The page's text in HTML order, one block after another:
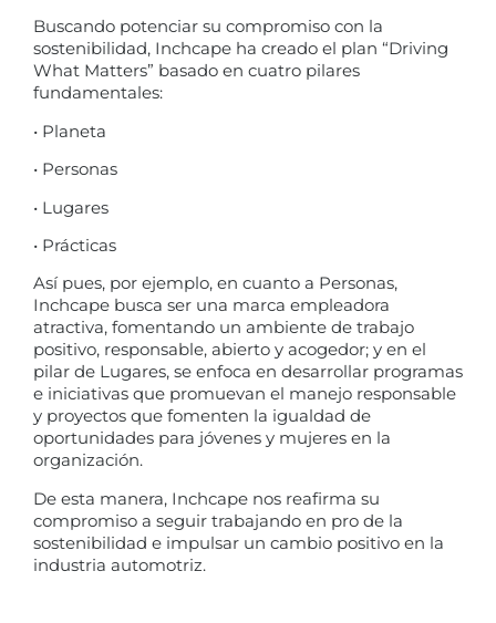
Buscando potenciar su compromiso con la
sostenibilidad, Inchcape ha creado el plan “Driving
What Matters” basado en cuatro pilares
fundamentales:
• Planeta
• Personas
• Lugares
• Prácticas
Así pues, por ejemplo, en cuanto a Personas,
Inchcape busca ser una marca empleadora
atractiva, fomentando un ambiente de trabajo
positivo, responsable, abierto y acogedor; y en el
pilar de Lugares, se enfoca en desarrollar programas
e iniciativas que promuevan el manejo responsable
y proyectos que fomenten la igualdad de
oportunidades para jóvenes y mujeres en la
organización.
De esta manera, Inchcape nos reafirma su
compromiso a seguir trabajando en pro de la
sostenibilidad e impulsar un cambio positivo en la
industria automotriz.